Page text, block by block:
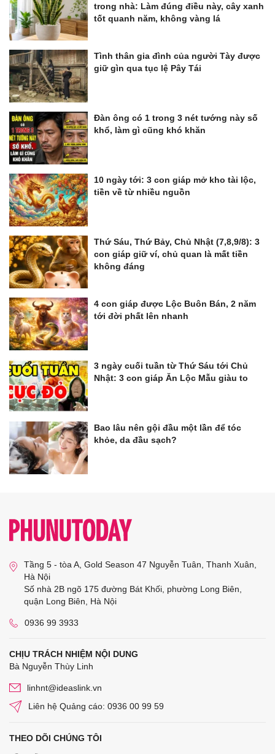
trong nhà: Làm đúng điều này, cây xanh
tốt quanh năm, không vàng lá
Tình thân gia đình của người Tày được
giữ gìn qua tục lệ Pây Tái
Đàn ông có 1 trong 3 nét tướng này số
khổ, làm gì cũng khó khăn
10 ngày tới: 3 con giáp mở kho tài lộc,
tiền về từ nhiều nguồn
Thứ Sáu, Thứ Bảy, Chủ Nhật (7,8,9/8): 3
con giáp giữ ví, chủ quan là mất tiền
không đáng
4 con giáp được Lộc Buôn Bán, 2 năm
tới đời phất lên nhanh
3 ngày cuối tuần từ Thứ Sáu tới Chủ
Nhật: 3 con giáp Ăn Lộc Mẫu giàu to
Bao lâu nên gội đầu một lần để tóc
khỏe, da đầu sạch?
Tầng 5 - tòa A, Gold Season 47 Nguyễn Tuân, Thanh Xuân,
Hà Nội
Số nhà 2B ngõ 175 đường Bát Khối, phường Long Biên,
quận Long Biên, Hà Nội
0936 99 3933
CHỊU TRÁCH NHIỆM NỘI DUNG
Bà Nguyễn Thùy Linh
linhnt@ideaslink.vn
Liên hệ Quảng cáo: 0936 00 99 59
THEO DÕI CHÚNG TÔI